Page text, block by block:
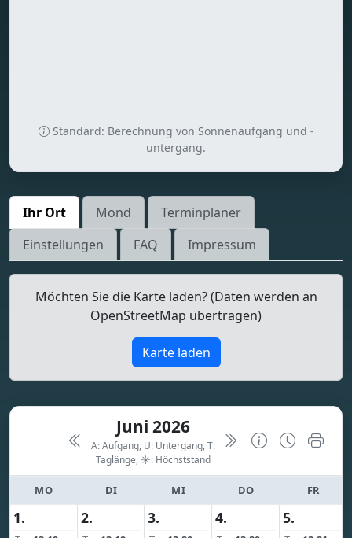
Standard: Berechnung von Sonnenaufgang und -
untergang.
Ihr Ort Mond
Terminplaner
Einstellungen
FAQ Impressum
Möchten Sie die Karte laden? (Daten werden an
OpenStreetMap übertragen)
Karte laden
Juni 2026
A: Aufgang, U: Untergang, T:
Taglänge, ☀: Höchststand
MO DI MI DO FR
1. 2. 3. 4. 5.